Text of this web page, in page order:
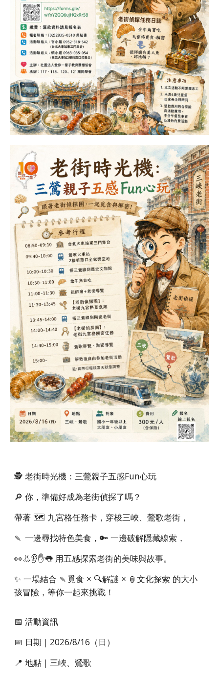
🕵️ 老街時光機：三鶯親子五感Fun心玩
🔎 你，準備好成為老街偵探了嗎？
帶著 🗺️ 九宮格任務卡，穿梭三峽、鶯歌老街，
🍡 一邊尋找特色美食，🔑 一邊破解隱藏線索，
👀👃👂✋👅 用五感探索老街的美味與故事。
✨ 一場結合 🍡覓食 × 🔍解謎 × 🏮文化探索 的大小
孩冒險，等你一起來挑戰！
📅 活動資訊
📅 日期｜2026/8/16（日）
📍 地點｜三峽、鶯歌